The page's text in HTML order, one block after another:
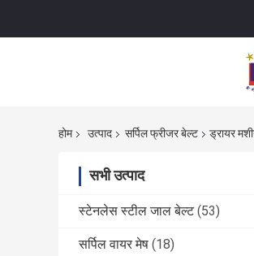
होम उत्पाद सर्पिल फ्रीजर बेल्ट ड्रायर
सभी उत्पाद
स्टेनलेस स्टील जाल बेल्ट (53)
सर्पिल वायर मेष (18)